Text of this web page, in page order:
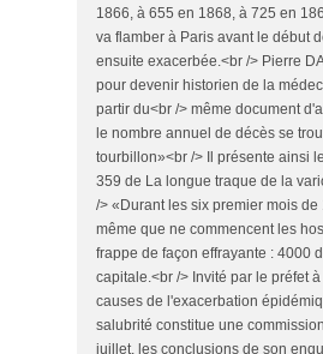
1866, à 655 en 1868, à 725 en
va flamber à Paris avant le début
ensuite exacerbée.<br /> Pierre
pour devenir historien de la
partir du<br /> même document
le nombre annuel de décès se
tourbillon»<br /> Il présente ainsi
359 de La longue traque de la
/> «Durant les six premier mois
même que ne commencent les
frappe de façon effrayante : 4000
capitale.<br /> Invité par le préfet
causes de l'exacerbation
salubrité constitue une
juillet, les conclusions de son